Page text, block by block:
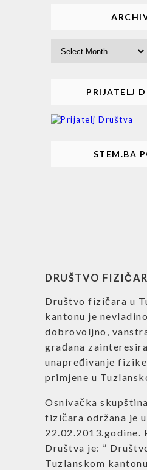
PRIJATELJ
STEM.BA
DRUŠTVO
Društvo fizičara u
kantonu je
dobrovoljno,
građana
unapređivanje
primjene u
Osnivačka
fizičara održana je
22.02.2013.godine.
Društva je: ”
Tuzlanskom